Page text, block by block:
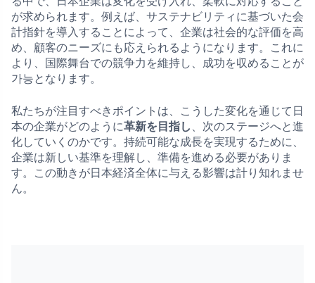
が求められます。例えば、サステナビリティに基づいた会
計指針を導入することによって、企業は社会的な評価を高
め、顧客のニーズにも応えられるようになります。これに
より、国際舞台での競争力を維持し、成功を収めることが
가능となります。
私たちが注目すべきポイントは、こうした変化を通じて日
本の企業がどのように革新を目指し 、次のステージへと進
化していくのかです。持続可能な成長を実現するために、
企業は新しい基準を理解し、準備を進める必要がありま
す。この動きが日本経済全体に与える影響は計り知れませ
ん。